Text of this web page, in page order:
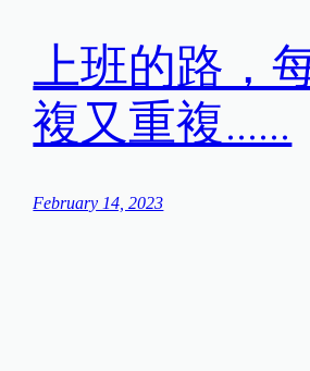
上班的路，
複又重複……
February 14, 2023